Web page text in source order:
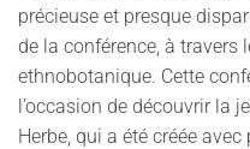
précieuse et presque
de la conférence, à travers
ethnobotanique. Cette
l’occasion de découvrir la
Herbe, qui a été créée